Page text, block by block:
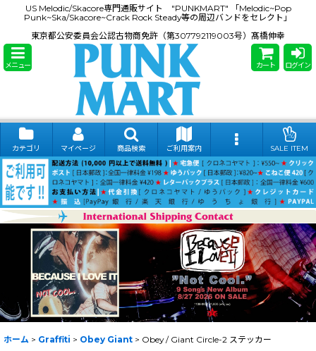
US Melodic/Skacore専門通販サイト "PUNKMART" 「Melodic~Pop
Punk~Ska/Skacore~Crack Rock Steady等の周辺バンドをセレクト」
東京都公安委員会公認古物商免許（第307792119003号）髙橋伸幸
メニュー カート ログイン
カテゴリ マイページ 商品検索 ご利用案内 SALE ITEM
ホーム > Graffiti > Obey Giant > Obey / Giant Circle-2 ステッカー